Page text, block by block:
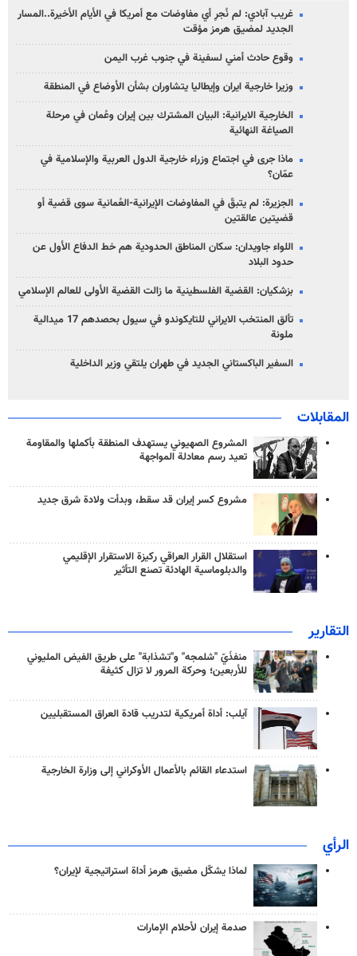
غريب آبادي: لم نُجرِ أي مفاوضات مع أمريكا في الأيام الأخيرة..المسار
الجديد لمضيق هرمز مؤقت
وقوع حادث أمني لسفينة في جنوب غرب اليمن
وزيرا خارجية ايران وإيطاليا يتشاوران بشأن الأوضاع في المنطقة
الخارجية الايرانية: البيان المشترك بين إيران وعُمان في مرحلة
الصياغة النهائية
ماذا جرى في اجتماع وزراء خارجية الدول العربية والإسلامية في
عمّان؟
الجزيرة: لم يتبقّ في المفاوضات الإيرانية-العُمانية سوى قضية أو
قضيتين عالقتين
اللواء جاويدان: سكان المناطق الحدودية هم خط الدفاع الأول عن
حدود البلاد
بزشكيان: القضية الفلسطينية ما زالت القضية الأولى للعالم الإسلامي
تألق المنتخب الايراني للتايكوندو في سيول بحصدهم 17 ميدالية
ملونة
السفير الباكستاني الجديد في طهران يلتقي وزير الداخلية
المقابلات
المشروع الصهيوني يستهدف المنطقة بأكملها والمقاومة
تعيد رسم معادلة المواجهة
مشروع كسر إيران قد سقط، وبدأت ولادة شرق جديد
استقلال القرار العراقي ركيزة الاستقرار الإقليمي
والدبلوماسية الهادئة تصنع التأثير
التقارير
منفذَيّ "شلمجه" و"تشذابة" على طريق الفيض المليوني
للأربعين؛ وحركة المرور لا تزال كثيفة
آيلب: أداة أمريكية لتدريب قادة العراق المستقبليين
استدعاء القائم بالأعمال الأوكراني إلى وزارة الخارجية
الرأي
لماذا يشكّل مضيق هرمز أداة استراتيجية لإيران؟
صدمة إيران لأحلام الإمارات